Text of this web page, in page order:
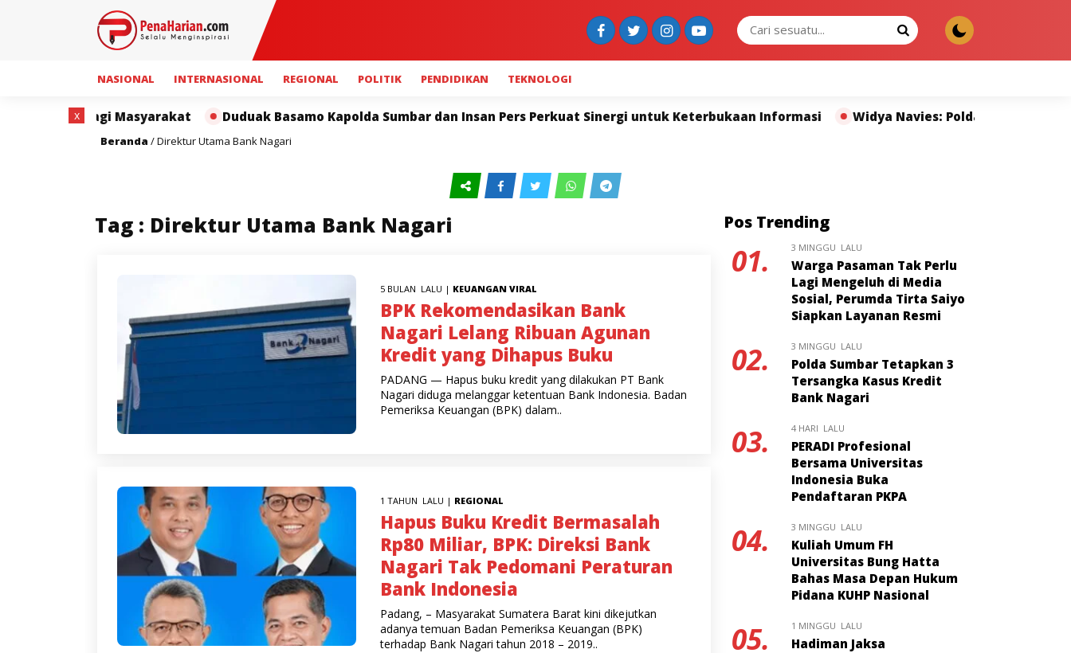
NASIONAL INTERNASIONAL REGIONAL POLITIK PENDIDIKAN TEKNOLOGI
bagi Masyarakat Duduak Basamo Kapolda Sumbar dan Insan Pers Perkuat Sinergi untuk Keterbukaan Informasi Widya Navies: Polda Sumbar dan Pers
Beranda /Direktur Utama Bank Nagari
Tag : Direktur Utama Bank Nagari
5 BULAN LALU | KEUANGAN VIRAL
BPK Rekomendasikan Bank
Nagari Lelang Ribuan Agunan
Kredit yang Dihapus Buku
PADANG — Hapus buku kredit yang dilakukan PT Bank
Nagari diduga melanggar ketentuan Bank Indonesia. Badan
Pemeriksa Keuangan (BPK) dalam..
1 TAHUN LALU | REGIONAL
Hapus Buku Kredit Bermasalah
Rp80 Miliar, BPK: Direksi Bank
Nagari Tak Pedomani Peraturan
Bank Indonesia
Padang, – Masyarakat Sumatera Barat kini dikejutkan
adanya temuan Badan Pemeriksa Keuangan (BPK)
terhadap Bank Nagari tahun 2018 – 2019..
Pos Trending
01. 3 MINGGU LALU
Warga Pasaman Tak Perlu
Lagi Mengeluh di Media
Sosial, Perumda Tirta Saiyo
Siapkan Layanan Resmi
02. 3 MINGGU LALU
Polda Sumbar Tetapkan 3
Tersangka Kasus Kredit
Bank Nagari
03. 4 HARI LALU
PERADI Profesional
Bersama Universitas
Indonesia Buka
Pendaftaran PKPA
04. 3 MINGGU LALU
Kuliah Umum FH
Universitas Bung Hatta
Bahas Masa Depan Hukum
Pidana KUHP Nasional
05. 1 MINGGU LALU
Hadiman Jaksa
x